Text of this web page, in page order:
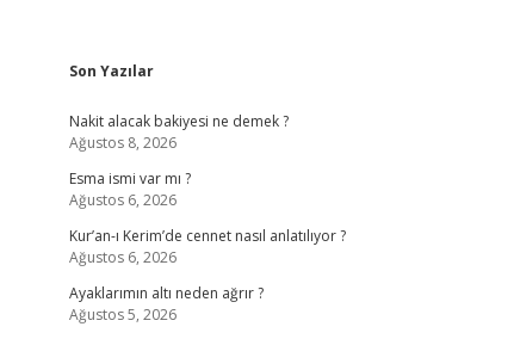
Sidebar
Son Yazılar
Nakit alacak bakiyesi ne demek ?
Ağustos 8, 2026
Esma ismi var mı ?
Ağustos 6, 2026
Kur’an-ı Kerim’de cennet nasıl anlatılıyor ?
Ağustos 6, 2026
Ayaklarımın altı neden ağrır ?
Ağustos 5, 2026